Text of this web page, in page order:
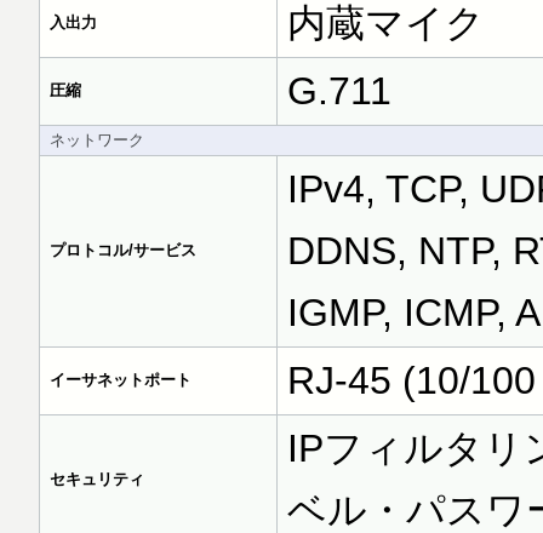
入出力 内蔵マイク
圧縮 G.711
ネットワーク
プロトコル/サービス
IPv4, TCP,
DDNS, NTP,
IGMP, ICMP,
イーサネットポート RJ-45 (10/
セキュリティ
IPフィルタリ
ベル・パスワ